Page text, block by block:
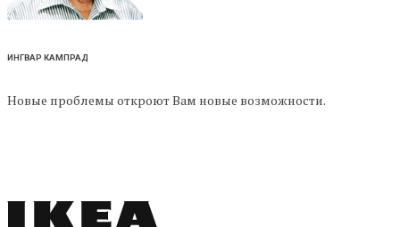
ИНГВАР КАМПРАД
Новые проблемы откроют Вам новые возможности.